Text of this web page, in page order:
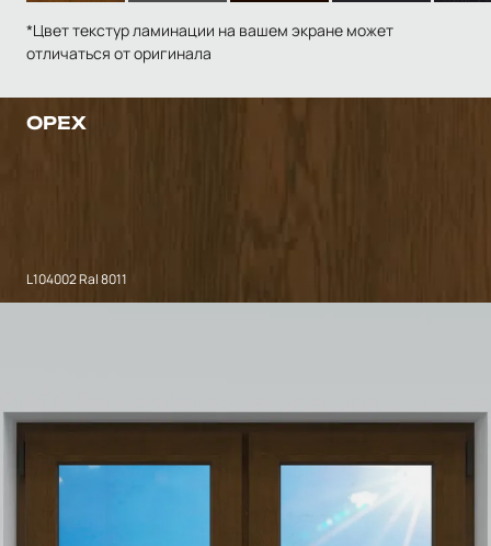
*Цвет текстур ламинации на вашем экране может
отличаться от оригинала
ОРЕХ
L104002 Ral 8011